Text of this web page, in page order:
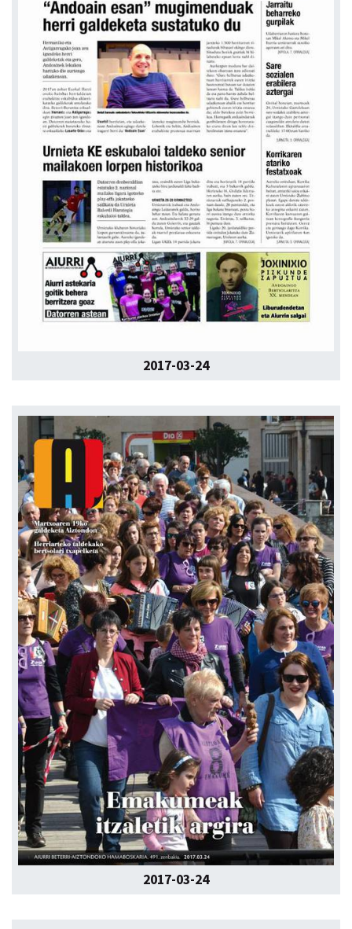
2017-03-24
2017-03-24